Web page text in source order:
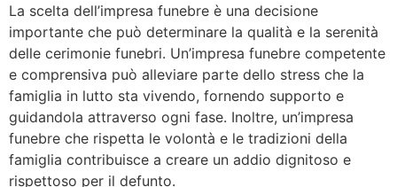
La scelta dell’impresa funebre è una decisione
importante che può determinare la qualità e la serenità
delle cerimonie funebri. Un’impresa funebre competente
e comprensiva può alleviare parte dello stress che la
famiglia in lutto sta vivendo, fornendo supporto e
guidandola attraverso ogni fase. Inoltre, un’impresa
funebre che rispetta le volontà e le tradizioni della
famiglia contribuisce a creare un addio dignitoso e
rispettoso per il defunto.